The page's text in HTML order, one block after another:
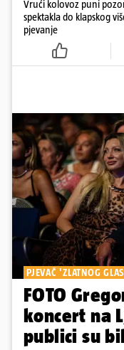
Vrući kolovoz puni
spektakla do klapskog
pjevanje
PJEVAČ
FOTO
koncert na
publici su